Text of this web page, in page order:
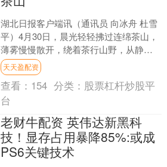
湖北日报客户端讯（通讯员 向冰舟 杜雪
平）4月30日，晨光轻轻拂过连绵茶山，
薄雾慢慢散开，绕着茶行山野，从静谧
中缓缓苏醒，清风送来满坡茶香。 鹤峰
木耳山，万亩茶....
天天盈配资
查看： 154 分类： 股票杠杆炒股平
台
老财牛配资 英伟达新黑科
技！显存占用暴降85%:或成
PS6关键技术